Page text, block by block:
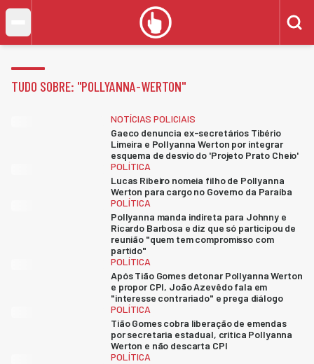
TUDO SOBRE: "POLLYANNA-WERTON"
NOTÍCIAS POLICIAIS
Gaeco denuncia ex-secretários Tibério
Limeira e Pollyanna Werton por integrar
esquema de desvio do 'Projeto Prato Cheio'
POLÍTICA
Lucas Ribeiro nomeia filho de Pollyanna
Werton para cargo no Governo da Paraíba
POLÍTICA
Pollyanna manda indireta para Johnny e
Ricardo Barbosa e diz que só participou de
reunião "quem tem compromisso com
partido"
POLÍTICA
Após Tião Gomes detonar Pollyanna Werton
e propor CPI, João Azevêdo fala em
"interesse contrariado" e prega diálogo
POLÍTICA
Tião Gomes cobra liberação de emendas
por secretaria estadual, critica Pollyanna
Werton e não descarta CPI
POLÍTICA